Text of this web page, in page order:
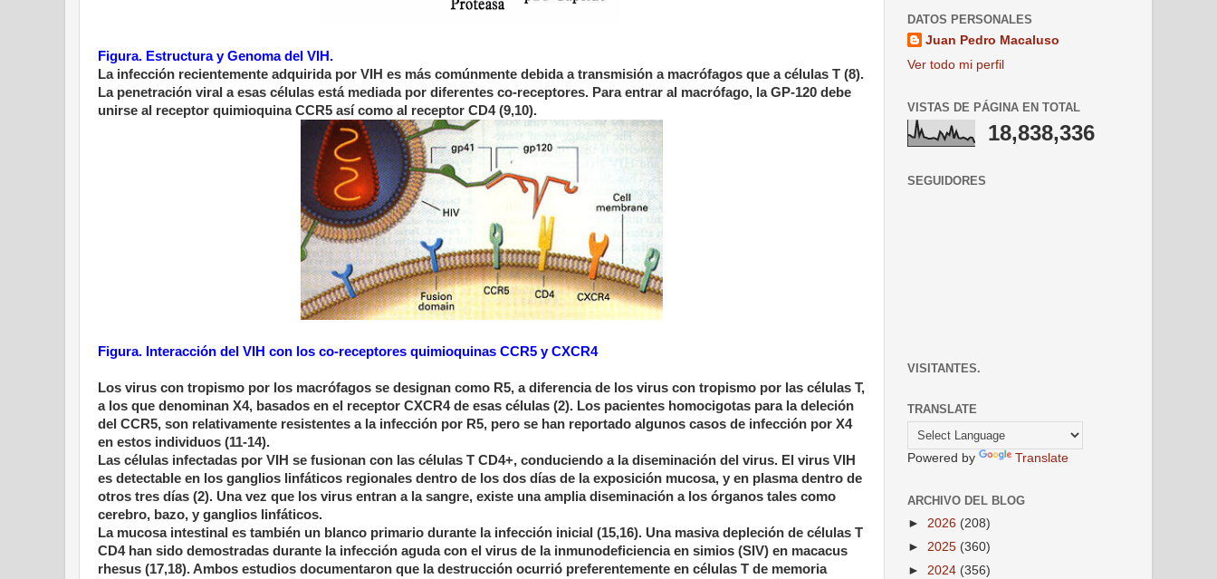
Figura. Estructura y Genoma del VIH.
La infección recientemente adquirida por VIH es más comúnmente debida a transmisión a macrófagos que a células T (8).
La penetración viral a esas células está mediada por diferentes co-receptores. Para entrar al macrófago, la GP-120 debe
unirse al receptor quimioquina CCR5 así como al receptor CD4 (9,10).
Figura. Interacción del VIH con los co-receptores quimioquinas CCR5 y CXCR4
Los virus con tropismo por los macrófagos se designan como R5, a diferencia de los virus con tropismo por las células T,
a los que denominan X4, basados en el receptor CXCR4 de esas células (2). Los pacientes homocigotas para la deleción
del CCR5, son relativamente resistentes a la infección por R5, pero se han reportado algunos casos de infección por X4
en estos individuos (11-14).
Las células infectadas por VIH se fusionan con las células T CD4+, conduciendo a la diseminación del virus. El virus VIH
es detectable en los ganglios linfáticos regionales dentro de los dos días de la exposición mucosa, y en plasma dentro de
otros tres días (2). Una vez que los virus entran a la sangre, existe una amplia diseminación a los órganos tales como
cerebro, bazo, y ganglios linfáticos.
La mucosa intestinal es también un blanco primario durante la infección inicial (15,16). Una masiva depleción de células T
CD4 han sido demostradas durante la infección aguda con el virus de la inmunodeficiencia en simios (SIV) en macacus
rhesus (17,18). Ambos estudios documentaron que la destrucción ocurrió preferentemente en células T de memoria
DATOS PERSONALES
Juan Pedro Macaluso
Ver todo mi perfil
VISTAS DE PÁGINA EN TOTAL
18,838,336
SEGUIDORES
VISITANTES.
TRANSLATE
Powered by Translate
ARCHIVO DEL BLOG
► 2026 (208)
► 2025 (360)
► 2024 (356)